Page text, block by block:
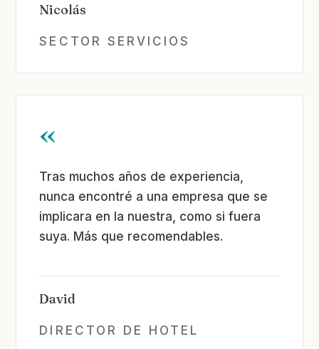
Nicolás
SECTOR SERVICIOS
«
Tras muchos años de experiencia,
nunca encontré a una empresa que se
implicara en la nuestra, como si fuera
suya. Más que recomendables.
David
DIRECTOR DE HOTEL